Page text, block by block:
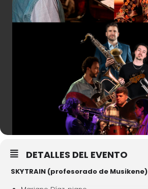
DETALLES DEL EVENTO
SKYTRAIN (profesorado de Musikene)